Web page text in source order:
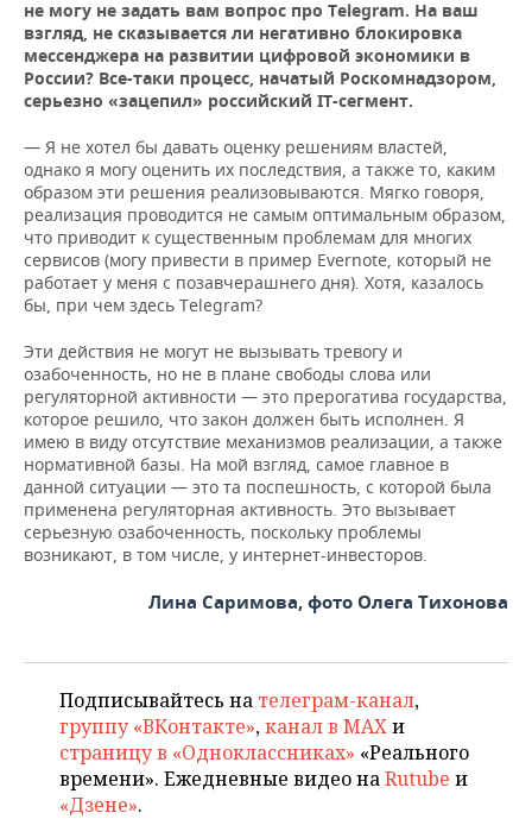
не могу не задать вам вопрос про Telegram. На ваш
взгляд, не сказывается ли негативно блокировка
мессенджера на развитии цифровой экономики в
России? Все-таки процесс, начатый Роскомнадзором,
серьезно «зацепил» российский IT-сегмент.
— Я не хотел бы давать оценку решениям властей,
однако я могу оценить их последствия, а также то, каким
образом эти решения реализовываются. Мягко говоря,
реализация проводится не самым оптимальным образом,
что приводит к существенным проблемам для многих
сервисов (могу привести в пример Evernote, который не
работает у меня с позавчерашнего дня). Хотя, казалось
бы, при чем здесь Telegram?
Эти действия не могут не вызывать тревогу и
озабоченность, но не в плане свободы слова или
регуляторной активности — это прерогатива государства,
которое решило, что закон должен быть исполнен. Я
имею в виду отсутствие механизмов реализации, а также
нормативной базы. На мой взгляд, самое главное в
данной ситуации — это та поспешность, с которой была
применена регуляторная активность. Это вызывает
серьезную озабоченность, поскольку проблемы
возникают, в том числе, у интернет-инвесторов.
Лина Саримова, фото Олега Тихонова
Подписывайтесь на телеграм-канал,
группу «ВКонтакте»,канал в MAXи
страницу в «Одноклассниках» «Реального
времени». Ежедневные видео наRutube и
«Дзене».